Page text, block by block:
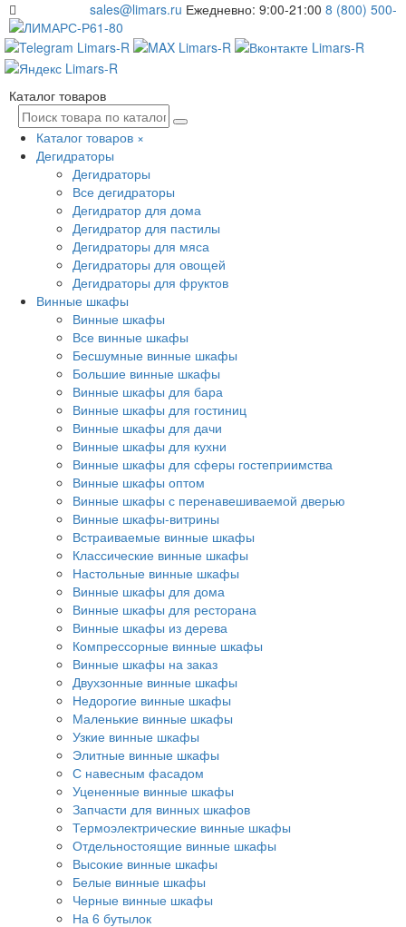
sales@limars.ru Ежедневно: 9:00-21:00 8 (800) 500-
61-80
Каталог товаров
Каталог товаров ×
Дегидраторы
Дегидраторы
Все дегидраторы
Дегидратор для дома
Дегидратор для пастилы
Дегидраторы для мяса
Дегидраторы для овощей
Дегидраторы для фруктов
Винные шкафы
Винные шкафы
Все винные шкафы
Бесшумные винные шкафы
Большие винные шкафы
Винные шкафы для бара
Винные шкафы для гостиниц
Винные шкафы для дачи
Винные шкафы для кухни
Винные шкафы для сферы гостеприимства
Винные шкафы оптом
Винные шкафы с перенавешиваемой дверью
Винные шкафы-витрины
Встраиваемые винные шкафы
Классические винные шкафы
Настольные винные шкафы
Винные шкафы для дома
Винные шкафы для ресторана
Винные шкафы из дерева
Компрессорные винные шкафы
Винные шкафы на заказ
Двухзонные винные шкафы
Недорогие винные шкафы
Маленькие винные шкафы
Узкие винные шкафы
Элитные винные шкафы
С навесным фасадом
Уцененные винные шкафы
Запчасти для винных шкафов
Термоэлектрические винные шкафы
Отдельностоящие винные шкафы
Высокие винные шкафы
Белые винные шкафы
Черные винные шкафы
На 6 бутылок